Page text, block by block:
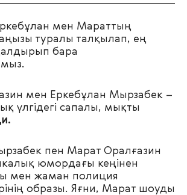
мен Мараттың
туралы талқылап, ең
бара
мен Еркебұлан Мырзабек –
үлгідегі сапалы, мықты
пен Марат Оралғазин
юмордағы кеңінен
мен жаман полиция
образы. Яғни, Марат шоуды